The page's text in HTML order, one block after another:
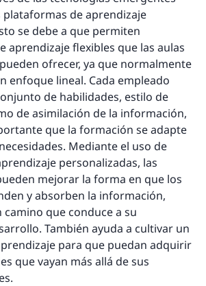
plataformas de aprendizaje
se debe a que permiten
aprendizaje flexibles que las aulas
ofrecer, ya que normalmente
enfoque lineal. Cada empleado
de habilidades, estilo de
de asimilación de la información,
que la formación se adapte
Mediante el uso de
personalizadas, las
mejorar la forma en que los
y absorben la información,
que conduce a su
También ayuda a cultivar un
para que puedan adquirir
que vayan más allá de sus